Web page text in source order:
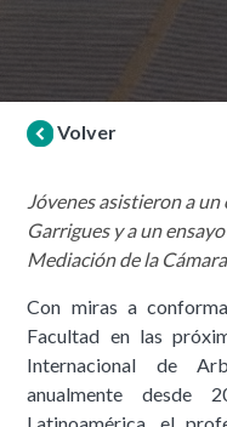
Volver
Jóvenes asistieron a
Garrigues y a un
Mediación de la
Con miras a
Facultad en las
Internacional de
anualmente desde